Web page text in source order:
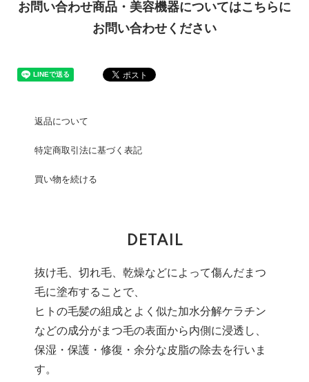
お問い合わせ商品・美容機器についてはこちらに
お問い合わせください
返品について
特定商取引法に基づく表記
買い物を続ける
DETAIL
抜け毛、切れ毛、乾燥などによって傷んだまつ
毛に塗布することで、
ヒトの毛髪の組成とよく似た加水分解ケラチン
などの成分がまつ毛の表面から内側に浸透し、
保湿・保護・修復・余分な皮脂の除去を行いま
す。